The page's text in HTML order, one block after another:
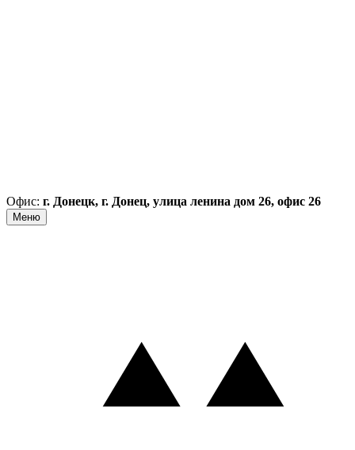
Офис: г. Донецк, г. Донец, улица ленина дом 26, офис 26
Меню